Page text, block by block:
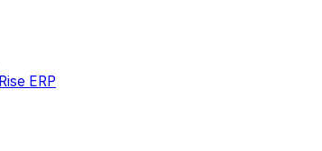
Rise ERP